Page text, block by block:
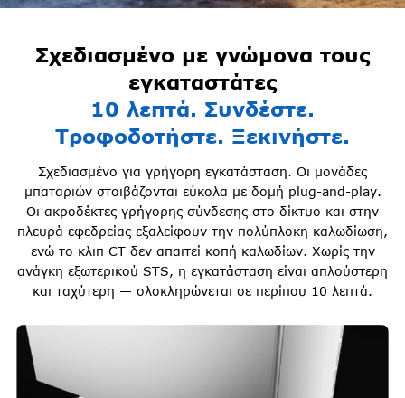
Σχεδιασμένο με γνώμονα τους
εγκαταστάτες
10 λεπτά. Συνδέστε.
Τροφοδοτήστε. Ξεκινήστε.
Σχεδιασμένο για γρήγορη εγκατάσταση. Οι μονάδες
μπαταριών στοιβάζονται εύκολα με δομή plug-and-play.
Οι ακροδέκτες γρήγορης σύνδεσης στο δίκτυο και στην
πλευρά εφεδρείας εξαλείφουν την πολύπλοκη καλωδίωση,
ενώ το κλιπ CT δεν απαιτεί κοπή καλωδίων. Χωρίς την
ανάγκη εξωτερικού STS, η εγκατάσταση είναι απλούστερη
και ταχύτερη — ολοκληρώνεται σε περίπου 10 λεπτά.